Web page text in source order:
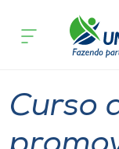
Cursos
acontece
Curso